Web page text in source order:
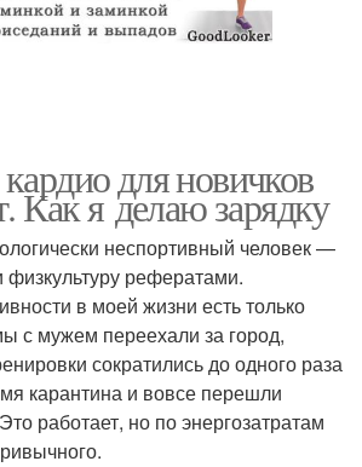
для новичков
Как я делаю зарядку
неспортивный человек —
физкультуру рефератами.
в моей жизни есть только
с мужем переехали за город,
сократились до одного раза
карантина и вовсе перешли
работает, но по энергозатратам